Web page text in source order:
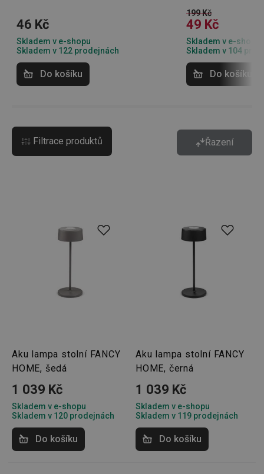
46 Kč
Skladem v e-shopu
Skladem v 122 prodejnách
Do košíku
199 Kč
49 Kč
Skladem v e-shopu
Skladem v 104
Do košíku
Filtrace produktů Řazení
Aku lampa stolní FANCY
HOME, šedá
1 039 Kč
Skladem v e-shopu
Skladem v 120 prodejnách
Do košíku
Aku lampa stolní FANCY
HOME, černá
1 039 Kč
Skladem v e-shopu
Skladem v 119 prodejnách
Do košíku